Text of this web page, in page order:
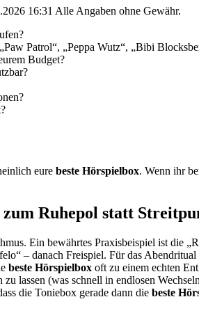
16:31 Alle Angaben ohne Gewähr.
Patrol“, „Peppa Wutz“, „Bibi
Budget?
eure beste Hörspielbox. Wenn ihr
Ruhepol statt
Ein bewährtes Praxisbeispiel ist die
– danach Freispiel. Für das
beste Hörspielbox oft zu einem echten
lassen (was schnell in endlosen
die Toniebox gerade dann die beste